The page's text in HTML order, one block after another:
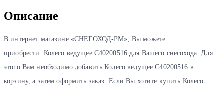
Описание
В интернет магазине «СНЕГОХОД-РМ», Вы можете
приобрести Колесо ведущее C40200516 для Вашего снегохода. Для
этого Вам необходимо добавить Колесо ведущее C40200516 в
корзину, а затем оформить заказ. Если Вы хотите купить Колесо